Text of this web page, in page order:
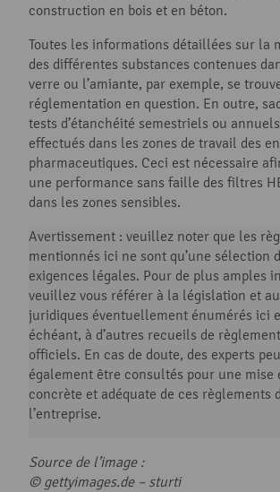
construction en bois et en béton.
Toutes les informations détaillées sur la
des différentes substances contenues
verre ou l’amiante, par exemple, se
réglementation en question. En outre,
tests d’étanchéité semestriels ou
effectués dans les zones de travail des
pharmaceutiques. Ceci est nécessaire
une performance sans faille des filtres
dans les zones sensibles.
Avertissement : veuillez noter que les
mentionnés ici ne sont qu’une sélection
exigences légales. Pour de plus amples
veuillez vous référer à la législation et
juridiques éventuellement énumérés ici
échéant, à d’autres recueils de
officiels. En cas de doute, des experts
également être consultés pour une mise
concrète et adéquate de ces règlements
l’entreprise.
Source de l’image :
© gettyimages.de – sturti